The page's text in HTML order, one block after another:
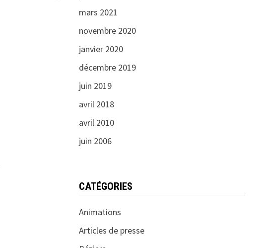
mars 2021
novembre 2020
janvier 2020
décembre 2019
juin 2019
avril 2018
avril 2010
juin 2006
CATÉGORIES
Animations
Articles de presse